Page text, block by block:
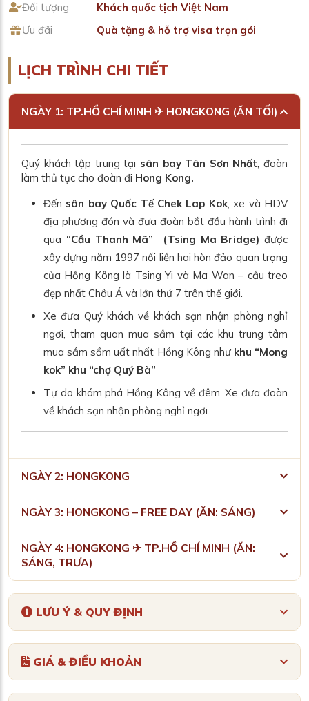
Đối tượng
Khách quốc tịch Việt Nam
Ưu đãi
Quà tặng & hỗ trợ visa trọn gói
LỊCH TRÌNH CHI TIẾT
NGÀY 1: TP.HỒ CHÍ MINH ✈ HONGKONG (ĂN TỐI)
Quý khách tập trung tại sân bay Tân Sơn Nhất, đoàn
làm thủ tục cho đoàn đi Hong Kong.
Đến sân bay Quốc Tế Chek Lap Kok, xe và HDV
địa phương đón và đưa đoàn bắt đầu hành trình đi
qua “Cầu Thanh Mã” (Tsing Ma Bridge) được
xây dựng năm 1997 nối liền hai hòn đảo quan trọng
của Hồng Kông là Tsing Yi và Ma Wan – cầu treo
đẹp nhất Châu Á và lớn thứ 7 trên thế giới.
Xe đưa Quý khách về khách sạn nhận phòng nghỉ
ngơi, tham quan mua sắm tại các khu trung tâm
mua sắm sầm uất nhất Hồng Kông như khu “Mong
kok” khu “chợ Quý Bà”
Tự do khám phá Hồng Kông về đêm. Xe đưa đoàn
về khách sạn nhận phòng nghỉ ngơi
NGÀY 2: HONGKONG
NGÀY 3: HONGKONG – FREE DAY (ĂN: SÁNG)
NGÀY 4: HONGKONG ✈ TP.HỒ CHÍ MINH (ĂN:
SÁNG, TRƯA)
LƯU Ý & QUY ĐỊNH
GIÁ & ĐIỀU KHOẢN